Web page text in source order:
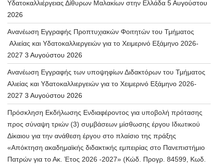
Υδατοκαλλιέργειας Δίθυρων Μαλακίων στην Ελλάδα 5 Αυγούστου
2026
Ανανέωση Εγγραφής Προπτυχιακών Φοιτητών του Τμήματος
Αλιείας και Υδατοκαλλιεργειών για το Χειμερινό Εξάμηνο 2026-
2027 3 Αυγούστου 2026
Ανανέωση Εγγραφής των υποψηφίων Διδακτόρων του Τμήματος
Αλιείας και Υδατοκαλλιεργειών για το Χειμερινό Εξάμηνο 2026-
2027 3 Αυγούστου 2026
Πρόσκληση Εκδήλωσης Ενδιαφέροντος για υποβολή πρότασης
προς σύναψη τριών (3) συμβάσεων μίσθωσης έργου Ιδιωτικού
Δίκαιου για την ανάθεση έργου στο πλαίσιο της πράξης
«Απόκτηση ακαδημαϊκής διδακτικής εμπειρίας στο Πανεπιστήμιο
Πατρών για το Ακ. Έτος 2026 -2027» (Κώδ. Προγρ. 84599, Κωδ.